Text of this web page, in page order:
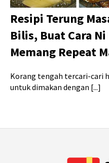
Resipi Terung
Bilis, Buat Cara
Memang Repeat
Korang tengah tercari-cari
untuk dimakan dengan [...]